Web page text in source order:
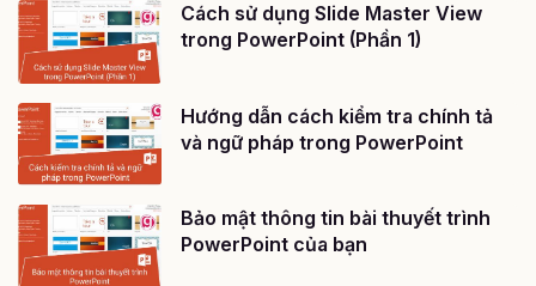
Cách sử dụng Slide Master View
trong PowerPoint (Phần 1)
Hướng dẫn cách kiểm tra chính tả
và ngữ pháp trong PowerPoint
Bảo mật thông tin bài thuyết trình
PowerPoint của bạn